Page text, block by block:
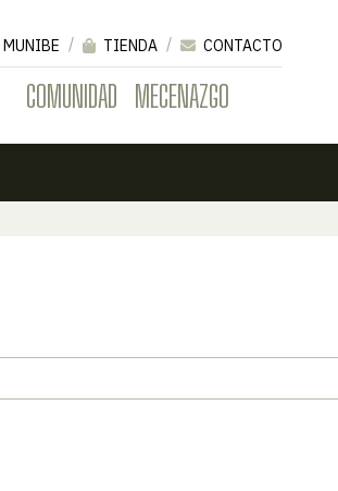
COMUNIDAD MECENAZGO
MUNIBE TIENDA
CONTACTO